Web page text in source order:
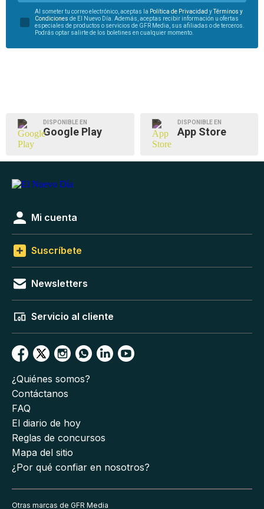
Al someter tu correo electrónico, aceptas la Política de Privacidad y
Términos y
Condiciones de El Nuevo Día. Además, aceptas recibir información u ofertas
especiales de productos o servicios de GFR Media, sus afiliadas o de terceros.
Podrás optar salirte de los boletines en cualquier momento.
DISPONIBLE EN
Google Play
DISPONIBLE EN
App Store
Mi cuenta
Suscríbete
Newsletters
Servicio al cliente
¿Quiénes somos?
Contáctanos
FAQ
El diario de hoy
Reglas de concursos
Mapa del sitio
¿Por qué confiar en nosotros?
Otras marcas de GFR Media